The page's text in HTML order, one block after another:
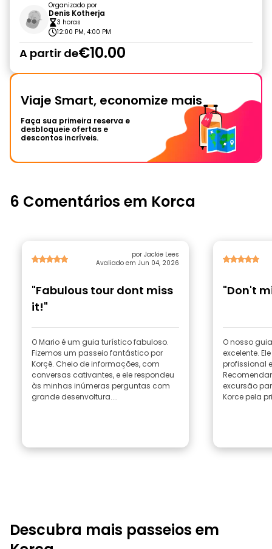
Organizado por
Denis Kotherja
3 horas
12:00 PM, 4:00 PM
A partir de€10.00
Viaje Smart, economize mais
Faça sua primeira reserva e
desbloqueie ofertas e
descontos incríveis.
6 Comentários em Korca
por Jackie Lees
Avaliado em Jun 04, 2026
"Fabulous tour dont miss
it!"
O Mario é um guia turístico fabuloso.
Fizemos um passeio fantástico por
Korçë. Cheio de informações, com
conversas cativantes, e ele respondeu
às minhas inúmeras perguntas com
grande desenvoltura....
"Don't
O nosso
excelente.
profissional
excursão
Korce pela
Descubra mais passeios em